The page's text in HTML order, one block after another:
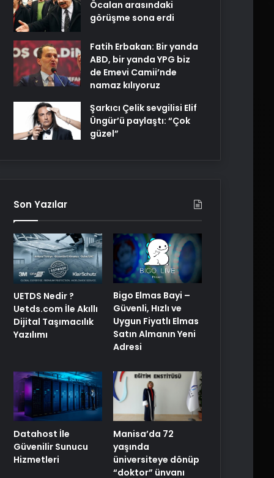
Öcalan arasındaki
görüşme sona erdi
Fatih Erbakan: Bir yanda
ABD, bir yanda YPG biz
de Emevi Camii’nde
namaz kılıyoruz
Şarkıcı Çelik sevgilisi Elif
Üngür’ü paylaştı: “Çok
güzel”
Son Yazılar
UETDS Nedir ?
Uetds.com İle Akıllı
Dijital Taşımacılık
Yazılımı
Bigo Elmas Bayi –
Güvenli, Hızlı ve
Uygun Fiyatlı Elmas
Satın Almanın Yeni
Adresi
Datahost İle
Güvenilir Sunucu
Hizmetleri
Manisa’da 72
yaşında
üniversiteye dönüp
“doktor” ünvanı